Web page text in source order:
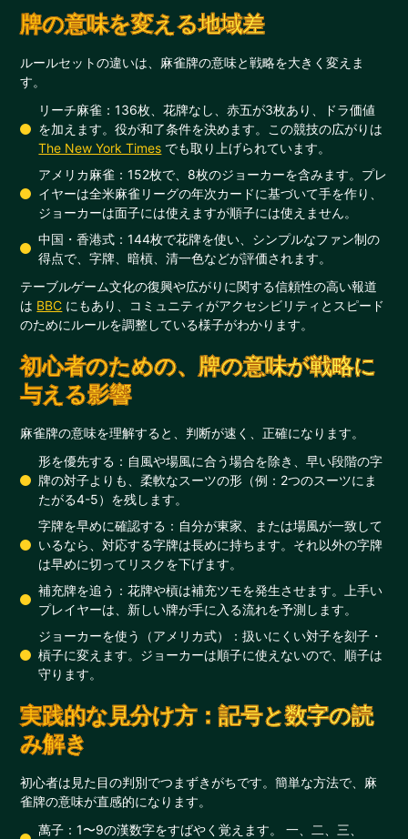
牌の意味を変える地域差
ルールセットの違いは、麻雀牌の意味と戦略を大きく変えま
す。
リーチ麻雀：136枚、花牌なし、赤五が3枚あり、ドラ価値
を加えます。役が和了条件を決めます。この競技の広がりは
The New York Times でも取り上げられています。
アメリカ麻雀：152枚で、8枚のジョーカーを含みます。プレ
イヤーは全米麻雀リーグの年次カードに基づいて手を作り、
ジョーカーは面子には使えますが順子には使えません。
中国・香港式：144枚で花牌を使い、シンプルなファン制の
得点で、字牌、暗槓、清一色などが評価されます。
テーブルゲーム文化の復興や広がりに関する信頼性の高い報道
は BBC にもあり、コミュニティがアクセシビリティとスピード
のためにルールを調整している様子がわかります。
初心者のための、牌の意味が戦略に
与える影響
麻雀牌の意味を理解すると、判断が速く、正確になります。
形を優先する：自風や場風に合う場合を除き、早い段階の字
牌の対子よりも、柔軟なスーツの形（例：2つのスーツにま
たがる4-5）を残します。
字牌を早めに確認する：自分が東家、または場風が一致して
いるなら、対応する字牌は長めに持ちます。それ以外の字牌
は早めに切ってリスクを下げます。
補充牌を追う：花牌や槓は補充ツモを発生させます。上手い
プレイヤーは、新しい牌が手に入る流れを予測します。
ジョーカーを使う（アメリカ式）：扱いにくい対子を刻子・
槓子に変えます。ジョーカーは順子に使えないので、順子は
守ります。
実践的な見分け方：記号と数字の読
み解き
初心者は見た目の判別でつまずきがちです。簡単な方法で、麻
雀牌の意味が直感的になります。
萬子：1〜9の漢数字をすばやく覚えます。 一、二、三、